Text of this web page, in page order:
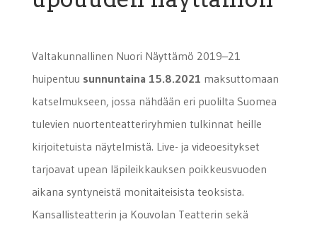
Valtakunnallinen Nuori Näyttämö 2019–21
huipentuu sunnuntaina 15.8.2021 maksuttomaan
katselmukseen, jossa nähdään eri puolilta Suomea
tulevien nuortenteatteriryhmien tulkinnat heille
kirjoitetuista näytelmistä. Live- ja videoesitykset
tarjoavat upean läpileikkauksen poikkeusvuoden
aikana syntyneistä monitaiteisista teoksista.
Kansallisteatterin ja Kouvolan Teatterin sekä